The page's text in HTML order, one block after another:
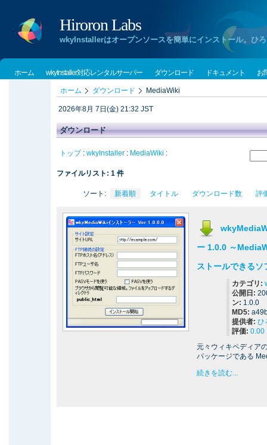
Hiroron Labs
wkyInstallerはオープンソースを簡単にインストール。ひ
ホーム wkyInstaller対応レンタルサーバー ダウンロード ドキュメント お
ホーム ダウンロード MediaWiki
2026年8月 7日(金) 21:32 JST
ダウンロード
トップ: wkyInstaller : MediaWiki :
ファイルリスト: 1 件
ソート: 新着順 タイトル ダウンロード数 評
ー 1.0.0 ～
ストールできるソ
カテゴリ:
公開日:
ン: 1.0.0
MD5:
提供者: ひ
評価: 0.00
元々ウィキペディア
パッケージである
続きを読む...